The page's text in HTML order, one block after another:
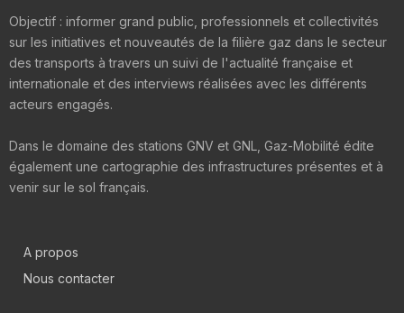
Objectif : informer grand public, professionnels et collectivités
sur les initiatives et nouveautés de la filière gaz dans le secteur
des transports à travers un suivi de l'actualité française et
internationale et des interviews réalisées avec les différents
acteurs engagés.
Dans le domaine des stations GNV et GNL, Gaz-Mobilité édite
également une cartographie des infrastructures présentes et à
venir sur le sol français.
A propos
Nous contacter